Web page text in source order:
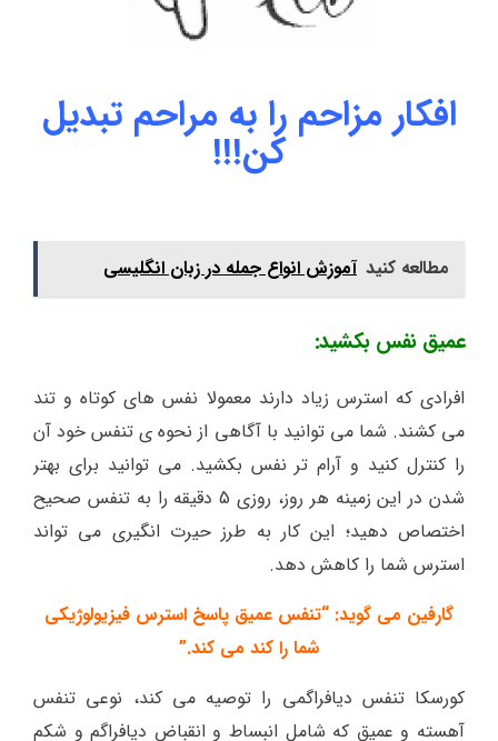
افکار مزاحم را به مراحم تبدیل
کن!!!
مطالعه کنید آموزش انواع جمله در زبان انگلیسی
عمیق نفس بکشید:
افرادی که استرس زیاد دارند معمولا نفس های کوتاه و تند
می کشند. شما می توانید با آگاهی از نحوه ی تنفس خود آن
را کنترل کنید و آرام تر نفس بکشید. می توانید برای بهتر
شدن در این زمینه هر روز، روزی 5 دقیقه را به تنفس صحیح
اختصاص دهید؛ این کار به طرز حیرت انگیری می تواند
استرس شما را کاهش دهد.
گارفین می گوید: “تنفس عمیق پاسخ استرس فیزیولوژیکی
شما را کند می کند.”
كورسكا تنفس دیافراگمی را توصیه می كند، نوعی تنفس
آهسته و عمیق كه شامل انبساط و انقباض دیافراگم و شکم